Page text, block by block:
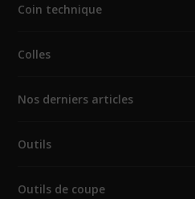
Coin technique
Colles
Nos derniers articles
Outils
Outils de coupe